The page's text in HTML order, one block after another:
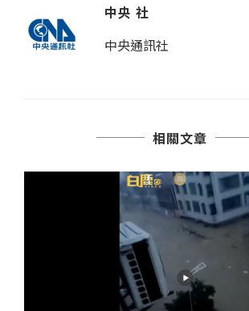
中央 社
中央通訊社
相關文章